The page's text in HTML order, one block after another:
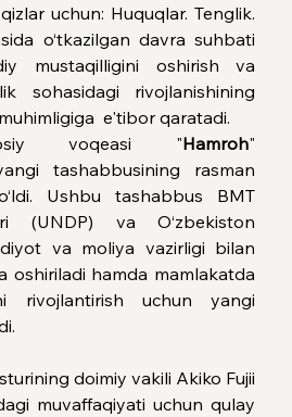
uchun: Huquqlar. Tenglik.
o‘tkazilgan davra suhbati
mustaqilligini oshirish va
sohasidagi rivojlanishining
e'tibor qaratadi.
voqeasi "Hamroh"
tashabbusining rasman
Ushbu tashabbus BMT
(UNDP) va O‘zbekiston
va moliya vazirligi bilan
oshiriladi hamda mamlakatda
rivojlantirish uchun yangi
doimiy vakili Akiko Fujii
muvaffaqiyati uchun qulay